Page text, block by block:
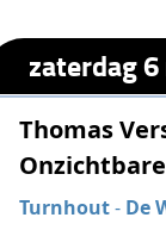
zaterdag
Thomas
Turnhout- De